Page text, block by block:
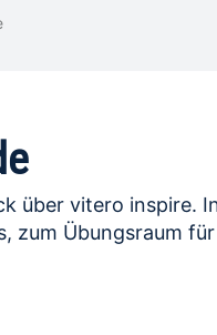
über vitero inspire.
zum Übungsraum